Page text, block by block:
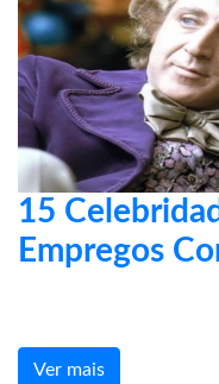
15
Empregos
Ver mais